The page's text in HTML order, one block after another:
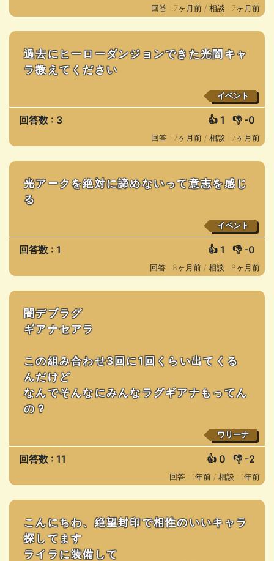
回答 : 7ヶ月前 / 相談 : 7ヶ月前
過去にヒーローダンジョンできた光闇キャ
ラ教えてください
イベント
回答数 : 3 👍 1 👎 -0
回答 : 7ヶ月前 / 相談 : 7ヶ月前
光アークを絶対に諦めないって意志を感じ
る
イベント
回答数 : 1 👍 1 👎 -0
回答 : 8ヶ月前 / 相談 : 8ヶ月前
闇デブラグ
ギアナセアラ
この組み合わせ3回に1回くらい出てくる
んだけど
なんでそんなにみんなラグギアナもってん
の？
ワリーナ
回答数 : 11 👍 0 👎 -2
回答 : 1年前 / 相談 : 1年前
こんにちわ、絶望封印で相性のいいキャラ
探してます
ライラに装備して